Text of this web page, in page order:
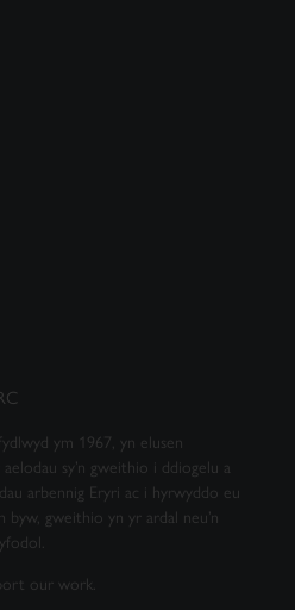
ym 1967, yn elusen
sy’n gweithio i ddiogelu a
arbennig Eryri ac i hyrwyddo eu
byw, gweithio yn yr ardal neu’n
our work.